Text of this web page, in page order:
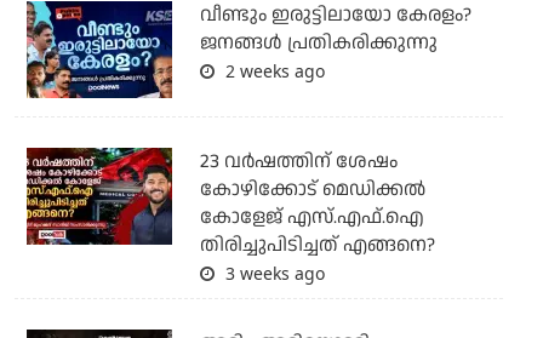
വീണ്ടും ഇരുട്ടിലായോ കേരളം?
ജനങ്ങൾ പ്രതികരിക്കുന്നു
2 weeks ago
23 വർഷത്തിന് ശേഷം
കോഴിക്കോട് മെഡിക്കൽ
കോളേജ് എസ്.എഫ്.ഐ
തിരിച്ചുപിടിച്ചത് എങ്ങനെ?
3 weeks ago